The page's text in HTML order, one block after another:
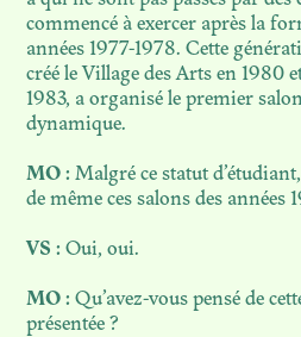
commencé à exercer après la
années 1977-1978. Cette
créé le Village des Arts en 1980
1983, a organisé le premier
dynamique.
MO : Malgré ce statut
de même ces salons des années
VS : Oui, oui.
MO : Qu’avez-vous pensé de
présentée ?